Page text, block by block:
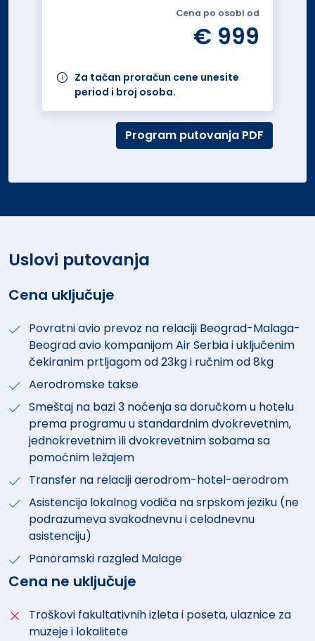
Cena po osobi od
€ 999
Za tačan proračun cene unesite
period i broj osoba.
Program putovanja PDF
Uslovi putovanja
Cena uključuje
Povratni avio prevoz na relaciji Beograd-Malaga-
Beograd avio kompanijom Air Serbia i uključenim
čekiranim prtljagom od 23kg i ručnim od 8kg
Aerodromske takse
Smeštaj na bazi 3 noćenja sa doručkom u hotelu
prema programu u standardnim dvokrevetnim,
jednokrevetnim ili dvokrevetnim sobama sa
pomoćnim ležajem
Transfer na relaciji aerodrom-hotel-aerodrom
Asistencija lokalnog vodiča na srpskom jeziku (ne
podrazumeva svakodnevnu i celodnevnu
asistenciju)
Panoramski razgled Malage
Cena ne uključuje
Troškovi fakultativnih izleta i poseta, ulaznice za
muzeje i lokalitete